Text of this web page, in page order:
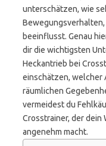
unterschätzen, wie
beeinflusst. Genau
dir die wichtigsten
Heckantrieb bei
einschätzen, welcher
räumlichen
vermeidest du
Crosstrainer, der
angenehm macht.